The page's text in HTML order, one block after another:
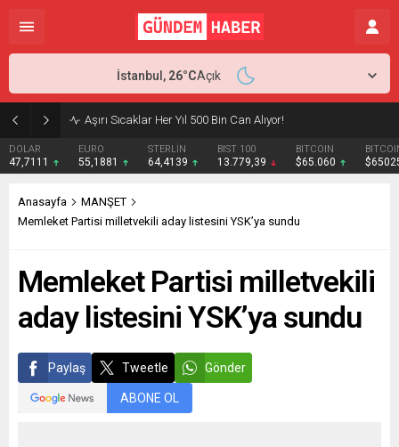
Aşırı Sıcaklar Her Yıl 500 Bin Can Alıyor!
DOLAR
47,7111
EURO
55,1881
STERLİN
64,4139
BIST 100
13.779,39
BITCOIN
$65.060
İstanbul, 26°CAçık
Anasayfa
MANŞET
Memleket Partisi milletvekili aday listesini YSK’ya sundu
Memleket Partisi milletvekili
aday listesini YSK’ya sundu
Paylaş Tweetle Gönder
ABONE OL